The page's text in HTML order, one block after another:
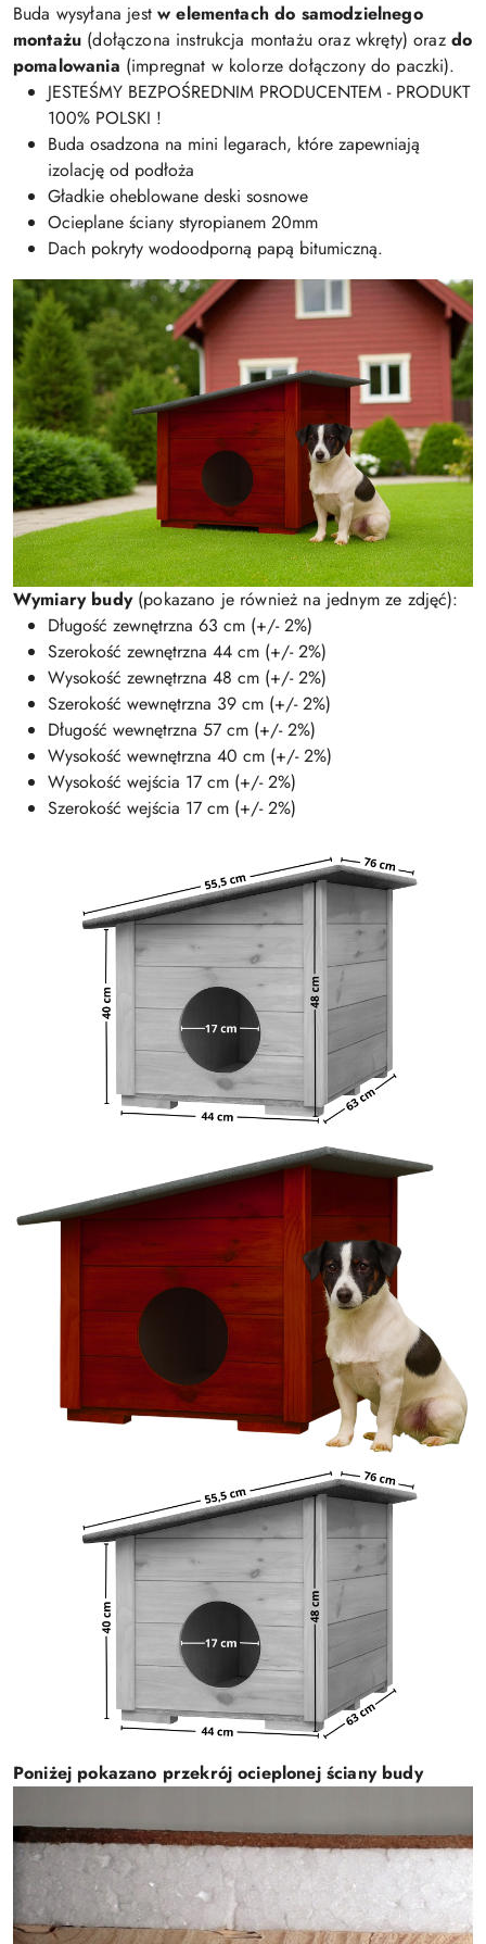
Buda wysyłana jestw elementach do samodzielnego
montażu (dołączona instrukcja montażu oraz wkręty) oraz do
pomalowania (impregnat w kolorze dołączony do paczki).
JESTEŚMY BEZPOŚREDNIM PRODUCENTEM - PRODUKT
100% POLSKI !
Buda osadzona na mini legarach, które zapewniają
izolację od podłoża
Gładkie oheblowane deski sosnowe
Ocieplane ściany styropianem 20mm
Dach pokryty wodoodporną papą bitumiczną.
Wymiary budy(pokazano je również na jednym ze zdjęć):
Długość zewnętrzna 63 cm (+/- 2%)
Szerokość zewnętrzna 44 cm (+/- 2%)
Wysokość zewnętrzna 48 cm (+/- 2%)
Szerokość wewnętrzna 39 cm (+/- 2%)
Długość wewnętrzna 57 cm (+/- 2%)
Wysokość wewnętrzna 40 cm (+/- 2%)
Wysokość wejścia 17 cm (+/- 2%)
Szerokość wejścia 17 cm (+/- 2%)
Poniżej pokazano przekrój ocieplonej ściany budy